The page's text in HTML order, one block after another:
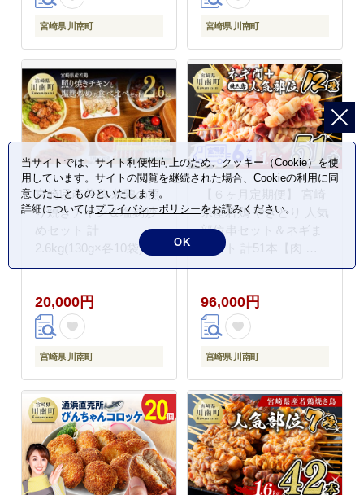
宮崎県 川南町 宮崎県 川南町
宮崎県産若鶏 若鶏の照
り焼きチキン＆塩麹炒
めセット 計
2.6kg(130g×各10袋) 【
肉 鶏 鶏肉 惣菜 国産 九
簡単調理 簡単惣菜 小分
け 照り焼きチキン 塩?
おかず 】 [C00710]
20,000円
宮崎県 川南町
【６ヶ月定期便】 宮崎
県産若鶏 やきとり 人気
部位串セット＆ネギま
セット 計51本【肉 鶏
肉 国産 九州産 宮崎県
BBQ バーベキュー】
[D07805t6]
96,000円
宮崎県 川南町
当サイトでは、サイト利便性向上のため、クッキー（Cookie）を使
用しています。サイトの閲覧を継続された場合、Cookieの利用に同
意したことものといたします。
詳細についてはプライバシーポリシーをお読みください。
OK